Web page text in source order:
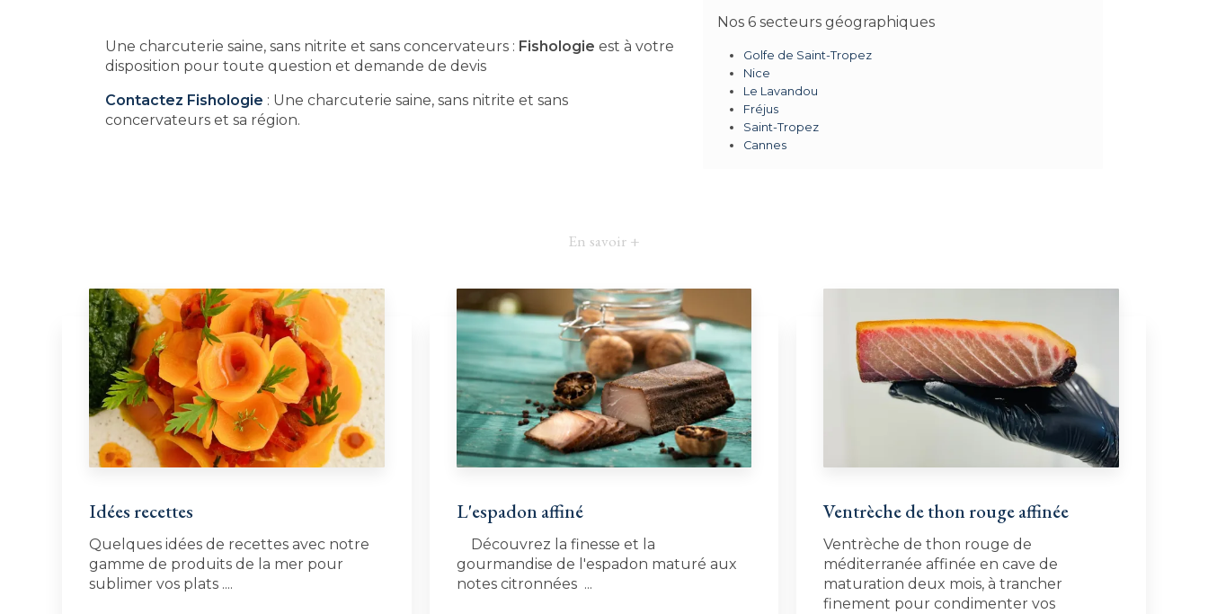
Une charcuterie saine, sans nitrite et sans concervateurs : Fishologie est à votre
disposition pour toute question et demande de devis
Contactez Fishologie : Une charcuterie saine, sans nitrite et sans
concervateurs et sa région.
Nos 6 secteurs géographiques
Golfe de Saint-Tropez
Nice
Le Lavandou
Fréjus
Saint-Tropez
Cannes
En savoir +
Idées recettes
Quelques idées de recettes avec notre
gamme de produits de la mer pour
sublimer vos plats ....
L'espadon affiné
Découvrez la finesse et la
gourmandise de l'espadon maturé aux
notes citronnées ...
Ventrèche de thon rouge affinée
Ventrèche de thon rouge de
méditerranée affinée en cave de
maturation deux mois, à trancher
finement pour condimenter vos